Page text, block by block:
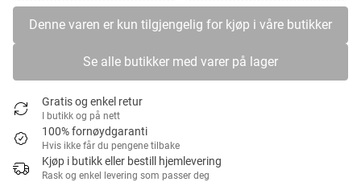
Denne varen er kun tilgjengelig for kjøp i våre butikker
Se alle butikker med varer på lager
Gratis og enkel retur
I butikk og på nett
100% fornøydgaranti
Hvis ikke får du pengene tilbake
Kjøp i butikk eller bestill hjemlevering
Rask og enkel levering som passer deg